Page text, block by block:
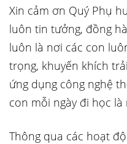
Xin cảm ơn Quý Phụ
luôn tin tưởng, đồng
luôn là nơi các con
trọng, khuyến khích
ứng dụng công nghệ
con mỗi ngày đi học là
Thông qua các hoạt